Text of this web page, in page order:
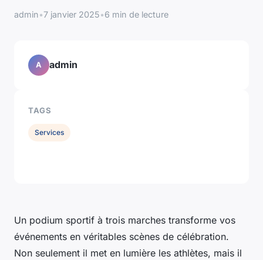
admin•7 janvier 2025•6 min de lecture
Un podium sportif à trois marches transforme vos
événements en véritables scènes de célébration.
Non seulement il met en lumière les athlètes, mais il
A admin
TAGS
Services